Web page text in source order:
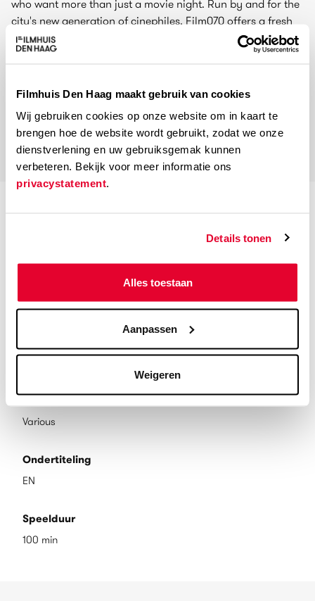
Filmhuis Den Haag maakt gebruik van cookies
Wij gebruiken cookies op onze website om in kaart te
brengen hoe de website wordt gebruikt, zodat we onze
dienstverlening en uw gebruiksgemak kunnen
verbeteren. Bekijk voor meer informatie ons
privacystatement.
Details tonen
Alles toestaan
Aanpassen
Weigeren
who want more than just a movie night. Run by and for the
city's new generation of cinephiles, Film070 offers a fresh
take on film screenings with a mix of exciting programming
and interactive experiences.
Various
Taal
Various
Ondertiteling
EN
Speelduur
100 min